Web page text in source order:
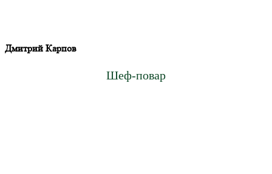
Дмитрий Карпов
Шеф-повар